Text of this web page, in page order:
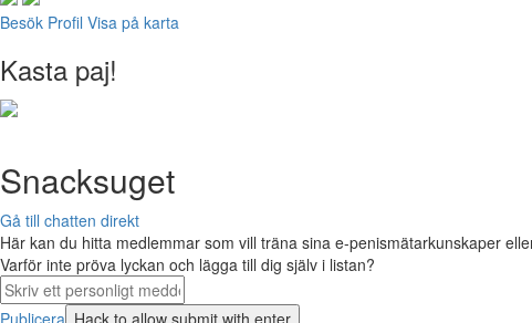
Besök Profil Visa på karta
Kasta paj!
Snacksuget
Gå till chatten direkt
Här kan du hitta medlemmar som vill träna sina e-penismätarkunskaper
Varför inte pröva lyckan och lägga till dig själv i listan?